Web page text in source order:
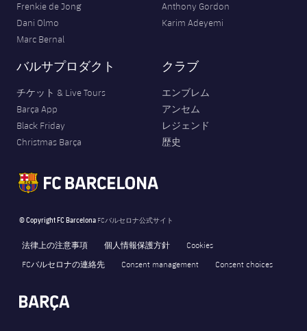
Frenkie de Jong
Dani Olmo
Marc Bernal
Anthony Gordon
Karim Adeyemi
バルサプロダクト
チケット & Live Tours
Barça App
Black Friday
Christmas Barça
クラブ
エンブレム
アンセム
レジェンド
歴史
© Copyright FC Barcelona FCバルセロナ公式サイト
法律上の注意事項 個人情報保護方針
Cookies
FCバルセロナの連絡先
Consent management Consent choices